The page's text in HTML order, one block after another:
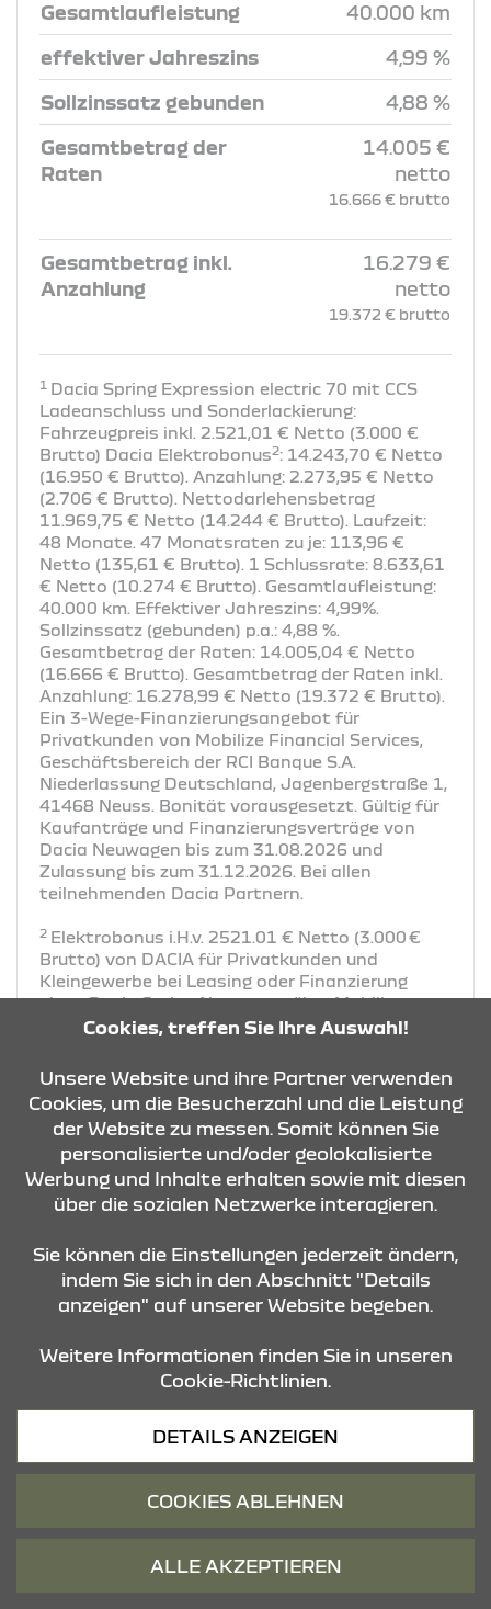
Gesamtlaufleistung 40.000 km
effektiver Jahreszins 4,99 %
Sollzinssatz gebunden 4,88 %
Gesamtbetrag der
Raten
14.005 €
netto
16.666 € brutto
Gesamtbetrag inkl.
Anzahlung
16.279 €
netto
19.372 € brutto
1 Dacia Spring Expression electric 70 mit CCS
Ladeanschluss und Sonderlackierung:
Fahrzeugpreis inkl. 2.521,01 € Netto (3.000 €
Brutto) Dacia Elektrobonus2: 14.243,70 € Netto
(16.950 € Brutto). Anzahlung: 2.273,95 € Netto
(2.706 € Brutto). Nettodarlehensbetrag
11.969,75 € Netto (14.244 € Brutto). Laufzeit:
48 Monate. 47 Monatsraten zu je: 113,96 €
Netto (135,61 € Brutto). 1 Schlussrate: 8.633,61
€ Netto (10.274 € Brutto). Gesamtlaufleistung:
40.000 km. Effektiver Jahreszins: 4,99%.
Sollzinssatz (gebunden) p.a.: 4,88 %.
Gesamtbetrag der Raten: 14.005,04 € Netto
(16.666 € Brutto). Gesamtbetrag der Raten inkl.
Anzahlung: 16.278,99 € Netto (19.372 € Brutto).
Ein 3-Wege-Finanzierungsangebot für
Privatkunden von Mobilize Financial Services,
Geschäftsbereich der RCI Banque S.A.
Niederlassung Deutschland, Jagenbergstraße 1,
41468 Neuss. Bonität vorausgesetzt. Gültig für
Kaufanträge und Finanzierungsverträge von
Dacia Neuwagen bis zum 31.08.2026 und
Zulassung bis zum 31.12.2026. Bei allen
teilnehmenden Dacia Partnern.
2 Elektrobonus i.H.v. 2521.01 € Netto (3.000 €
Brutto) von DACIA für Privatkunden und
Kleingewerbe bei Leasing oder Finanzierung
eines Dacia Spring Neuwagen über Mobilize
Financial Services. Gültig im Zeitraum bis zum
Zulassung bis 31.12.2026. Der Dacia
Elektrobonus wird in das Leasing- oder
Finanzierungsangebot einkalkuliert.1 2100,84 €
Netto (2.500 € Brutto) Dacia Elektrobonus bei
Barkauf. Der Elektrobonus von Dacia ist
unabhängig von der Gewährung der staatlichen
Elektroprämie (Ausstattung Essential aktuell
AUSSTATTUNG
15-Zoll-Stahlräder mit Radvollblende in
Schwarz/Stahlgrau
Front- und Heckschürze im SV-Look,
Klimaanlage (manuell) mit Pollenfilter
Cookies, treffen Sie Ihre Auswahl!
Unsere Website und ihre Partner verwenden
Cookies, um die Besucherzahl und die Leistung
der Website zu messen. Somit können Sie
personalisierte und/oder geolokalisierte
Werbung und Inhalte erhalten sowie mit diesen
über die sozialen Netzwerke interagieren.
Sie können die Einstellungen jederzeit ändern,
indem Sie sich in den Abschnitt "Details
anzeigen" auf unserer Website begeben.
Weitere Informationen finden Sie in unseren
Cookie-Richtlinien.
DETAILS ANZEIGEN
COOKIES ABLEHNEN
ALLE AKZEPTIEREN